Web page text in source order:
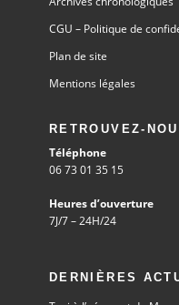
CGU – Politique de
Plan de site
Mentions légales
RETROUVEZ-
Téléphone
06 73 01 35 15
Heures d’ouverture
7J/7 – 24H/24
DERNIÈRES